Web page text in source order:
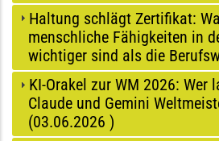
Haltung schlägt Zertifikat:
menschliche Fähigkeiten in
wichtiger sind als die
KI-Orakel zur WM 2026: Wer
Claude und Gemini
(03.06.2026 )